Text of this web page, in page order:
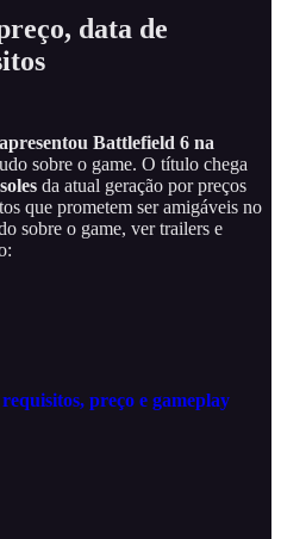
data de
apresentou Battlefield 6 na
sobre o game. O título chega
da atual geração por preços
que prometem ser amigáveis no
sobre o game, ver trailers e
preço e gameplay